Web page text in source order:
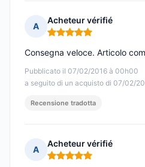
A
Acheteur vérifié
Nota: 5 su 5
Pubblicato il 07/02/2016 à 00h00
a seguito di un acquisto di 07/02/
Consegna veloce. Articolo
Recensione tradotta
A
Acheteur vérifié
Nota: 5 su 5